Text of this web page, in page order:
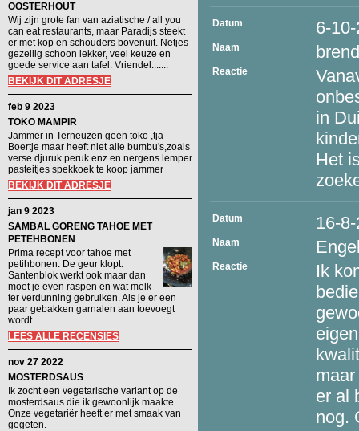
OOSTERHOUT
Wij zijn grote fan van aziatische / all you
can eat restaurants, maar Paradijs steekt
er met kop en schouders bovenuit. Netjes
gezellig schoon lekker, veel keuze en
goede service aan tafel. Vriendel.......
BEKIJK DIT ADRESJE
feb 9 2023
TOKO MAMPIR
Jammer in Terneuzen geen toko ,tja
Boertje maar heeft niet alle bumbu's,zoals
verse djuruk peruk enz en nergens lemper
pasteitjes spekkoek te koop jammer
BEKIJK DIT ADRESJE
jan 9 2023
SAMBAL GORENG TAHOE MET
PETEHBONEN
Prima recept voor tahoe met
petihbonen. De geur klopt.
Santenblok werkt ook maar dan
moet je even raspen en wat melk
ter verdunning gebruiken. Als je er een
paar gebakken garnalen aan toevoegt
wordt.......
LEES ALLE RECENSIES
nov 27 2022
MOSTERDSAUS
Ik zocht een vegetarische variant op de
mosterdsaus die ik gewoonlijk maakte.
Onze vegetariër heeft er met smaak van
gegeten.
Datum 6-
Naam
Reactie
in
Het
Datum 16-
Naam
Reactie
Ik
er al
nog.